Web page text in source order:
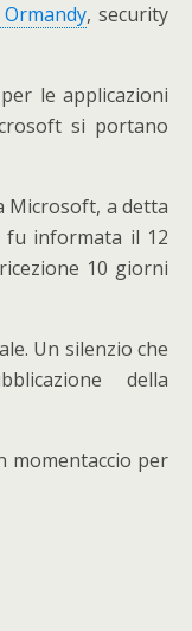
, security
le applicazioni
si portano
Microsoft, a detta
fu informata il 12
10 giorni
Un silenzio che
della
momentaccio per